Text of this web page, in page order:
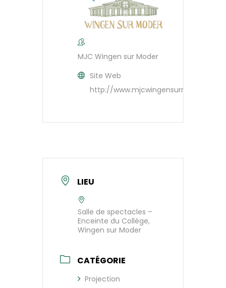
MJC Wingen sur Moder
Site Web
http://www.mjcwingensurmoder.com/
LIEU
Salle de spectacles –
Enceinte du Collège,
Wingen sur Moder
CATÉGORIE
Projection